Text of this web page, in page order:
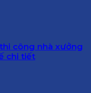
công nhà xưởng
chi tiết